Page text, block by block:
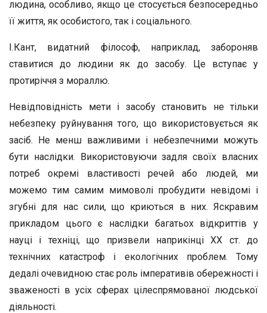
людина, особливо, якщо це стосується безпосередньо
її життя, як особистого, так і соціального.
І.Кант, видатний філософ, наприклад, забороняв
ставитися до людини як до засобу. Це вступає у
протиріччя з мораллю.
Невідповідність мети і засобу становить не тільки
небезпеку руйнування того, що використовується як
засіб. Не менш важливими і небезпечними можуть
бути наслідки. Використовуючи задля своїх власних
потреб окремі властивості речей або людей, ми
можемо тим самим мимоволі пробудити невідомі і
згубні для нас сили, що криються в них. Яскравим
прикладом цього є наслідки багатьох відкриттів у
науці і техніці, що призвели наприкінці XX ст. до
технічних катастроф і екологічних проблем. Тому
дедалі очевидною стає роль імперативів обережності і
зваженості в усіх сферах цілеспрямованої людської
діяльності.